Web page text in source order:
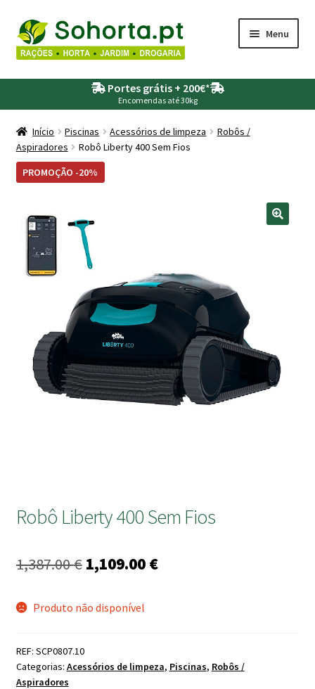
Ir
para
a
navegação
Saltar
para
o
conteúdo
Menu
Agricultura
Drogaria
Jardim
Portes grátis + 200€*
Encomendas até 30kg
Início Piscinas Acessórios de limpeza
Robôs /
Aspiradores
Robô Liberty 400 Sem Fios
PROMOÇÃO -20%
Robô Liberty 400 Sem Fios
1,387.00€ O
original
1,387.00 €.
1,109.00 €O
1,109.00 €.
Produto não disponível
REF: SCP0807.10
Categorias: Acessórios de limpeza, Piscinas, Robôs /
Aspiradores